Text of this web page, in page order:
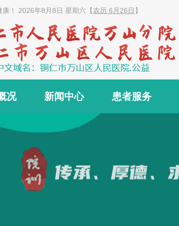
！ 2026年8月8日 星期六 【农历 6月26日 】
况 新闻中心 患者服务